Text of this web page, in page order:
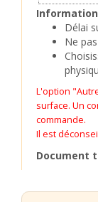
Délai
Ne
L'option
surface. Un
commande.
Il est
Document